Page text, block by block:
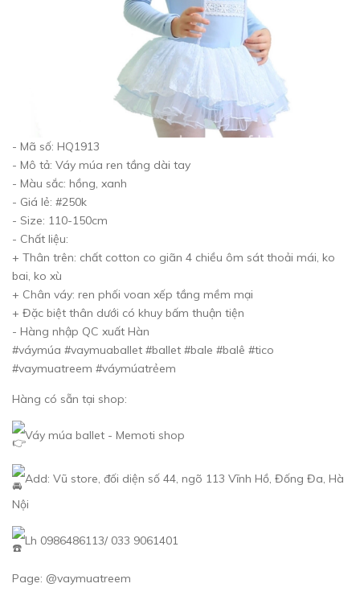
- Mã số: HQ1913
- Mô tả: Váy múa ren tầng dài tay
- Màu sắc: hồng, xanh
- Giá lẻ: #250k
- Size: 110-150cm
- Chất liệu:
+ Thân trên: chất cotton co giãn 4 chiều ôm sát thoải mái, ko
bai, ko xù
+ Chân váy: ren phối voan xếp tầng mềm mại
+ Đặc biệt thân dưới có khuy bấm thuận tiện
- Hàng nhập QC xuất Hàn
#váymúa #vaymuaballet #ballet #bale #balê #tico
#vaymuatreem #váymúatrẻem
Hàng có sẵn tại shop:
Váy múa ballet - Memoti shop
Add: Vũ store, đối diện số 44, ngõ 113 Vĩnh Hồ, Đống Đa, Hà
Nội
Lh 0986486113/ 033 9061401
Page: @vaymuatreem